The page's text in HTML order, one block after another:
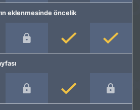
eklenmesinde öncelik